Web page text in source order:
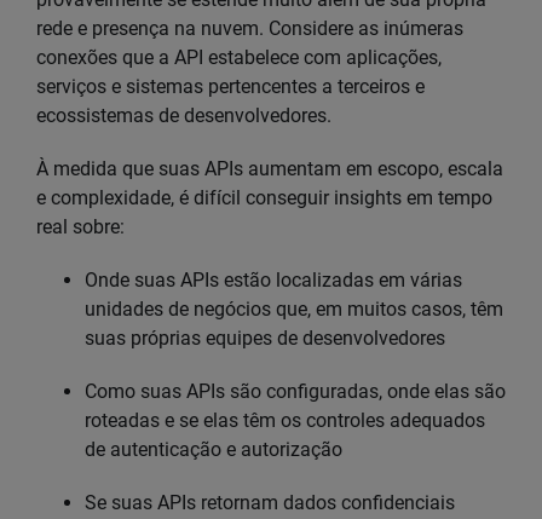
rede e presença na nuvem. Considere as inúmeras
conexões que a API estabelece com aplicações,
serviços e sistemas pertencentes a terceiros e
ecossistemas de desenvolvedores.
À medida que suas APIs aumentam em escopo, escala
e complexidade, é difícil conseguir insights em tempo
real sobre:
Onde suas APIs estão localizadas em várias
unidades de negócios que, em muitos casos, têm
suas próprias equipes de desenvolvedores
Como suas APIs são configuradas, onde elas são
roteadas e se elas têm os controles adequados
de autenticação e autorização
Se suas APIs retornam dados confidenciais